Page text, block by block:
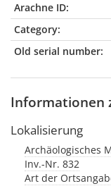
Arachne ID:
Category:
Old serial number:
Informationen
Lokalisierung
Archäologisches
Inv.-Nr. 832
Art der